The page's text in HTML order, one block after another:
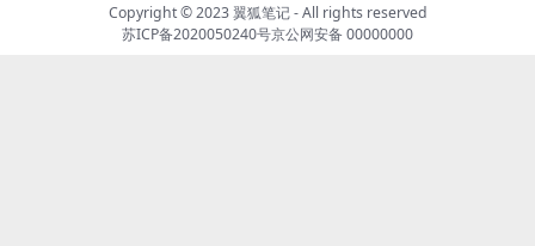
Copyright © 2023翼狐笔记- All rights reserved
苏ICP备2020050240号京公网安备 00000000